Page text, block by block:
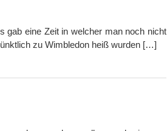
gab eine Zeit in welcher man noch nicht
zu Wimbledon heiß wurden […]